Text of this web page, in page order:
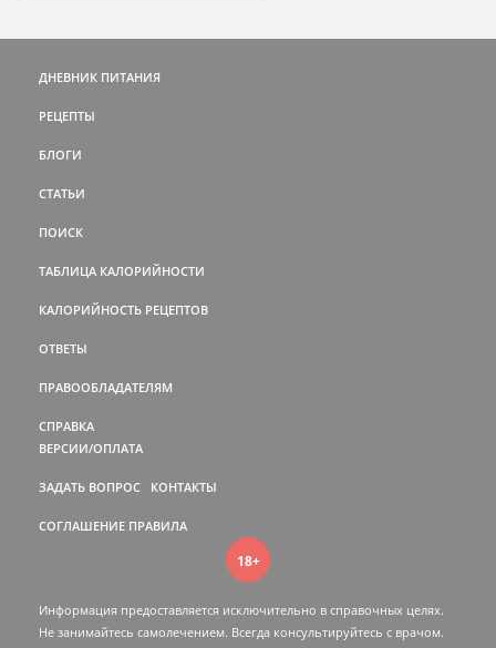
ДНЕВНИК ПИТАНИЯ
РЕЦЕПТЫ
БЛОГИ
СТАТЬИ
ПОИСК
ТАБЛИЦА КАЛОРИЙНОСТИ
КАЛОРИЙНОСТЬ РЕЦЕПТОВ
ОТВЕТЫ
ПРАВООБЛАДАТЕЛЯМ
СПРАВКА
ВЕРСИИ/ОПЛАТА
ЗАДАТЬ ВОПРОС КОНТАКТЫ
СОГЛАШЕНИЕ ПРАВИЛА
18+
Информация предоставляется исключительно в справочных целях.
Не занимайтесь самолечением. Всегда консультируйтесь c врачом.